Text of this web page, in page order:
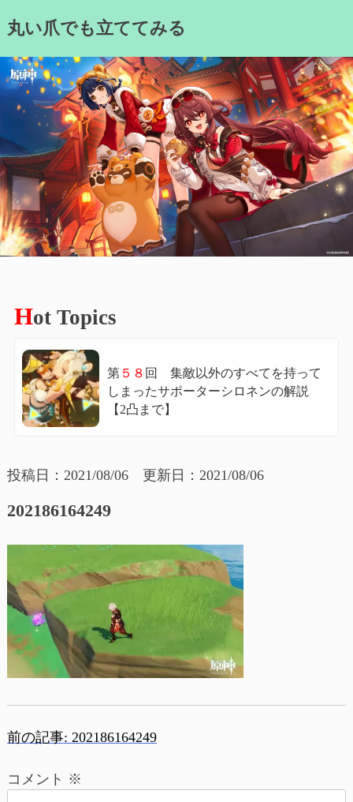
to丸い爪でも立ててみる
Hot Topics
第５８ 回 集敵以外のすべてを持って
しまったサポーターシロネンの解説
【2凸まで】
投稿日：2021/08/06 更新日：2021/08/06
202186164249
投
稿
前の記事: 202186164249
コメント ※